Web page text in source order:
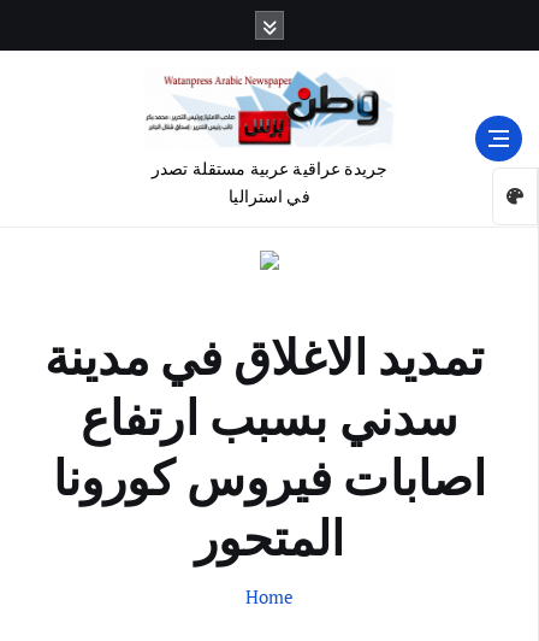
جريدة عراقية عربية مستقلة تصدر
في استراليا
تمديد الاغلاق في مدينة
سدني بسبب ارتفاع
اصابات فيروس كورونا
المتحور
Home